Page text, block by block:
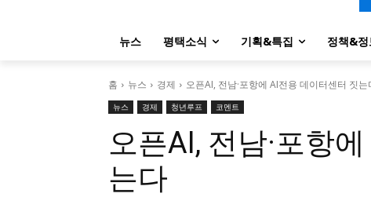
뉴스 평택소식 기획&특집 정책&
홈 뉴스 경제 오픈AI, 전남·포항에 AI전용 데이터센터 짓는
뉴스 경제 청년루프 코멘트
오픈AI, 전남·포항
는다